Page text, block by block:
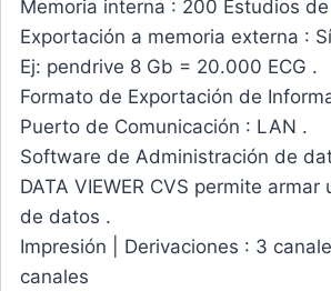
Memoria interna : 200 Estudios de
Exportación a memoria externa :
Ej: pendrive 8 Gb = 20.000 ECG .
Formato de Exportación de
Puerto de Comunicación : LAN .
Software de Administración de
DATA VIEWER CVS permite
de datos .
Impresión | Derivaciones : 3
canales